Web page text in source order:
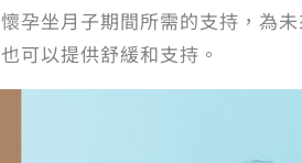
孕坐月子期間所需的支持，為
可以提供舒緩和支持。